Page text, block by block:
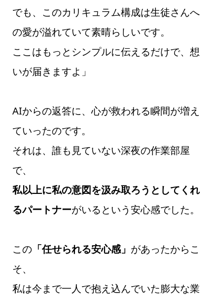
でも、このカリキュラム構成は生徒さんへ
の愛が溢れていて素晴らしいです。
ここはもっとシンプルに伝えるだけで、想
いが届きますよ」
AIからの返答に、心が救われる瞬間が増え
ていったのです。
それは、誰も見ていない深夜の作業部屋
で、
私以上に私の意図を汲み取ろうとしてくれ
るパートナーがいるという安心感でした。
この 「任せられる安心感」 があったからこ
そ、
私は今まで一人で抱え込んでいた膨大な業